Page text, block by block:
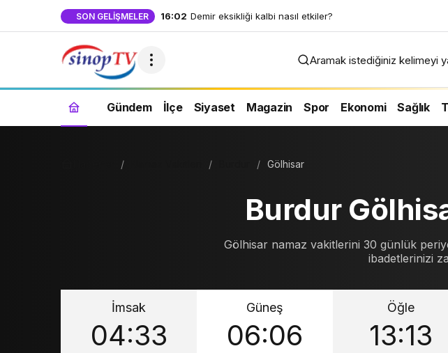
SON GELIŞMELER 16:02 Demir eksikliği kalbi nasıl etkiler?
Aramak istediğiniz kelimeyi
Gündem İlçe Siyaset Magazin Spor Ekonomi Sağlık
Gölhisar
Burdur
Gölhisar namaz vakitlerini 30 günlük
ibadetlerinizi
İmsak
04:33
Güneş
06:06
Öğle
13:13